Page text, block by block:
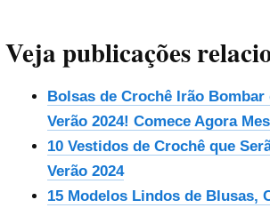
Veja publicações
Bolsas de Crochê Irão Bombar
Verão 2024! Comece Agora
10 Vestidos de Crochê que
Verão 2024
15 Modelos Lindos de Blusas,